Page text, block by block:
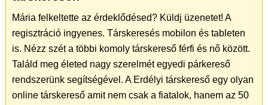
Mária felkeltette az érdeklődésed? Küldj üzenetet! A
regisztráció ingyenes. Társkeresés mobilon és tableten
is. Nézz szét a többi komoly társkereső férfi és nő között.
Találd meg életed nagy szerelmét egyedi párkereső
rendszerünk segítségével. A Erdélyi társkereső egy olyan
online társkereső amit nem csak a fiatalok, hanem az 50